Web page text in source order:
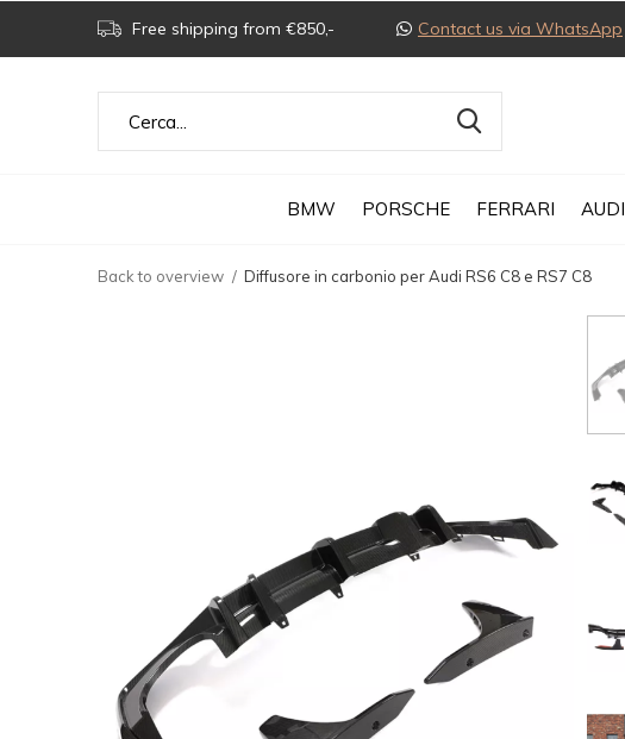
BMW PORSCHE FERRARI AUDI
Free shipping from €850,- Contact us via WhatsApp
Back to overview Diffusore in carbonio per Audi RS6 C8 e RS7 C8